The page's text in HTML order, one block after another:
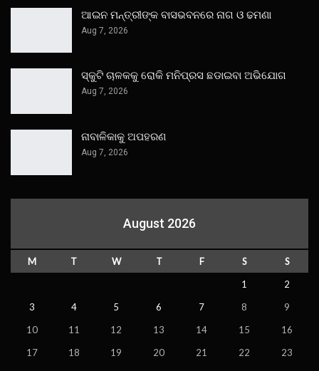
ଆଇନ ମନ୍ତ୍ରୀଙ୍କ ବାସଭବନରେ ନାଗ ଓ ଢମଣା
Aug 7, 2026
ସ୍କୁଟି ଚାଳକକୁ ରୋକି ମନିପ୍ରସ ଛଡାଇବା ଅଭିଯୋଗ
Aug 7, 2026
ନାବାଳିକାକୁ ଅପହରଣ
Aug 7, 2026
August 2026
M T W T F S
S
1
2
3
4 5 6 7 8
9
10
11 12 13 14 15
16
17
18 19 20 21 22
23